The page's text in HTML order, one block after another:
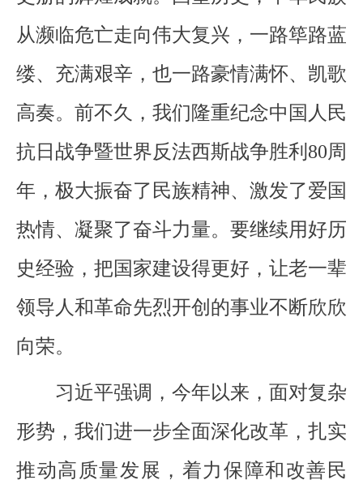
从濒临危亡走向伟大复兴，一路筚路蓝
缕、充满艰辛，也一路豪情满怀、凯歌
高奏。前不久，我们隆重纪念中国人民
抗日战争暨世界反法西斯战争胜利80周
年，极大振奋了民族精神、激发了爱国
热情、凝聚了奋斗力量。要继续用好历
史经验，把国家建设得更好，让老一辈
领导人和革命先烈开创的事业不断欣欣
向荣。
习近平强调，今年以来，面对复杂
形势，我们进一步全面深化改革，扎实
推动高质量发展，着力保障和改善民